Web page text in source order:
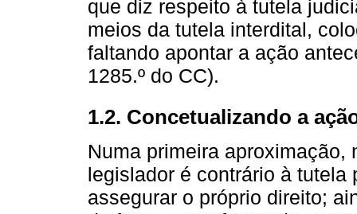
que diz respeito à tutela
meios da tutela interdital,
faltando apontar a ação
1285.º do CC).
1.2. Concetualizando a
Numa primeira aproximação,
legislador é contrário à tutela
assegurar o próprio direito;